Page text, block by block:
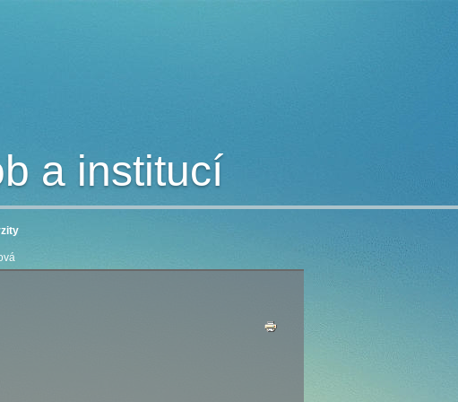
a institucí